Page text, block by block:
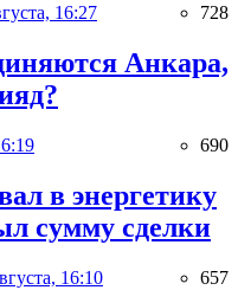
16:27 728
Анкара,
690
в энергетику
сумму сделки
16:10 657